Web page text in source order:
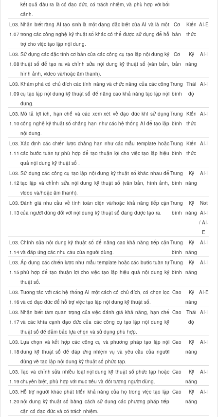
kết quả đầu ra là có đạo đức, có trách nhiệm, và phù hợp với bối
cảnh.
L03.
1.07
Nhận biết rằng AI tạo sinh là một dạng đặc biệt của AI và là một
trong các công nghệ kỹ thuật số khác có thể được sử dụng để hỗ
trợ cho việc tạo lập nội dung.
Cơ
bản
Kiến
thức
AI-E
L03.
1.08
Sử dụng các đặc tính cơ bản của các công cụ tạo lập nội dung kỹ
thuật số để tạo ra và chỉnh sửa nội dung kỹ thuật số (văn bản,
hình ảnh, video và/hoặc âm thanh).
Cơ
bản
Kỹ
năng
AI-I
L03.
1.09
Khám phá có chủ đích các tính năng và chức năng của các công
cụ tạo lập nội dung kỹ thuật số để nâng cao khả năng tạo lập nội
dung.
Trung
bình
Thái
độ
AI-I
L03.
1.10
Mô tả lợi ích, hạn chế và các xem xét về đạo đức khi sử dụng
công nghệ kỹ thuật số chẳng hạn như các hệ thống AI để tạo lập
nội dung.
Trung
bình
Kiến
thức
AI-I
L03.
1.11
Xác định các chiến lược chẳng hạn như các mẫu template hoặc
các bước tuần tự phù hợp để tạo thuận lợi cho việc tạo lập hiệu
quả nội dung kỹ thuật số .
Trung
bình
Kiến
thức
AI-I
L03.
1.12
Sử dụng các công cụ tạo lập nội dung kỹ thuật số khác nhau để
tạo lập và chỉnh sửa nội dung kỹ thuật số (văn bản, hình ảnh,
video và/hoặc âm thanh).
Trung
bình
Kỹ
năng
AI-I
L03.
1.13
Đánh giá nhu cầu về tính toàn diện và/hoặc khả năng tiếp cận
của người dùng đối với nội dung kỹ thuật số đang được tạo ra.
Trung
bình
Kỹ
năng
Not
AI-I
/ AI-
E
L03.
1.14
Chỉnh sửa nội dung kỹ thuật số để nâng cao khả năng tiếp cận
và đáp ứng các nhu cầu của người dùng.
Trung
bình
Kỹ
năng
AI-I
L03.
1.15
Áp dụng các chiến lược như mẫu template hoặc các bước tuần tự
phù hợp để tạo thuận lợi cho việc tạo lập hiệu quả nội dung kỹ
thuật số.
Trung
bình
Kỹ
năng
AI-I
L03.
1.16
Tương tác với các hệ thống AI một cách có chủ đích, có chọn lọc
và có đạo đức để hỗ trợ việc tạo lập nội dung kỹ thuật số.
Cao
Kỹ
năng
AI-E
L03.
1.17
Nhận biết tầm quan trọng của việc đánh giá khả năng, hạn chế
và các khía cạnh đạo đức của các công cụ tạo lập nội dung kỹ
thuật số để đảm bảo lựa chọn và sử dụng phù hợp.
Cao
Thái
độ
AI-I
L03.
1.18
Lựa chọn và kết hợp các công cụ và phương pháp tạo lập nội
dung kỹ thuật số để đáp ứng nhiệm vụ và yêu cầu của người
dùng về tạo lập nội dung kỹ thuật số phức tạp.
Cao
Kỹ
năng
AI-I
L03.
1.19
Tạo và chỉnh sửa nhiều loại nội dung kỹ thuật số phức tạp hoặc
chuyên biệt, phù hợp với mục tiêu và đối tượng người dùng.
Cao
Kỹ
năng
AI-I
L03.
1.20
Hỗ trợ người khác phát triển khả năng của họ trong việc tạo lập
nội dung kỹ thuật số bằng cách sử dụng các phương pháp tiếp
cận có đạo đức và có trách nhiệm.
Cao
Kỹ
năng
AI-I